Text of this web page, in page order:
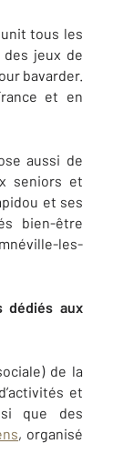
tous les
jeux de
bavarder.
et en
aussi de
seniors et
et ses
bien-être
les-
dédiés aux
de la
et
que des
, organisé